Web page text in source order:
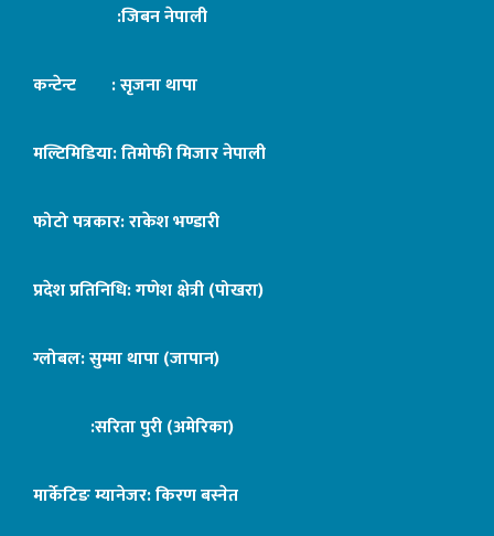
:जिबन नेपाली
कन्टेन्ट : सृजना थापा
मल्टिमिडिया: तिमोफी मिजार नेपाली
फोटो पत्रकार: राकेश भण्डारी
प्रदेश प्रतिनिधि: गणेश क्षेत्री (पोखरा)
ग्लोबल: सुम्मा थापा (जापान)
:सरिता पुरी (अमेरिका)
मार्केटिङ म्यानेजर: किरण बस्नेत